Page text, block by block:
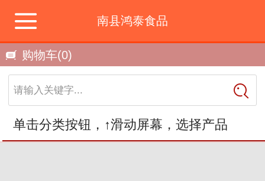
南县鸿泰食品
购物车(0)
请输入关键字...
单击分类按钮，↑滑动屏幕，选择产品